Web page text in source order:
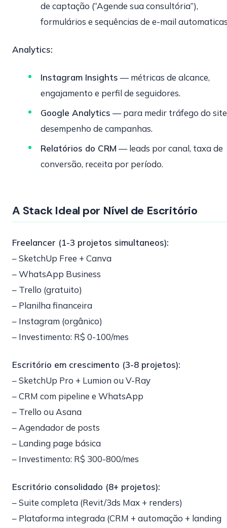
de captação (“Agende sua consultória”),
formulários e sequências de e-mail
Analytics:
Instagram Insights — métricas de alcance,
engajamento e perfil de seguidores.
Google Analytics — para medir tráfego do
desempenho de campanhas.
Relatórios do CRM — leads por canal, taxa de
conversão, receita por período.
A Stack Ideal por Nível de Escritório
Freelancer (1-3 projetos simultaneos):
– SketchUp Free + Canva
– WhatsApp Business
– Trello (gratuito)
– Planilha financeira
– Instagram (orgânico)
– Investimento: R$ 0-100/mes
Escritório em crescimento (3-8 projetos):
– SketchUp Pro + Lumion ou V-Ray
– CRM com pipeline e WhatsApp
– Trello ou Asana
– Agendador de posts
– Landing page básica
– Investimento: R$ 300-800/mes
Escritório consolidado (8+ projetos):
– Suite completa (Revit/3ds Max + renders)
– Plataforma integrada (CRM + automação + landing